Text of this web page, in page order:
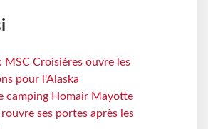
MSC Croisières ouvre les
pour l'Alaska
camping Homair Mayotte
ses portes après les